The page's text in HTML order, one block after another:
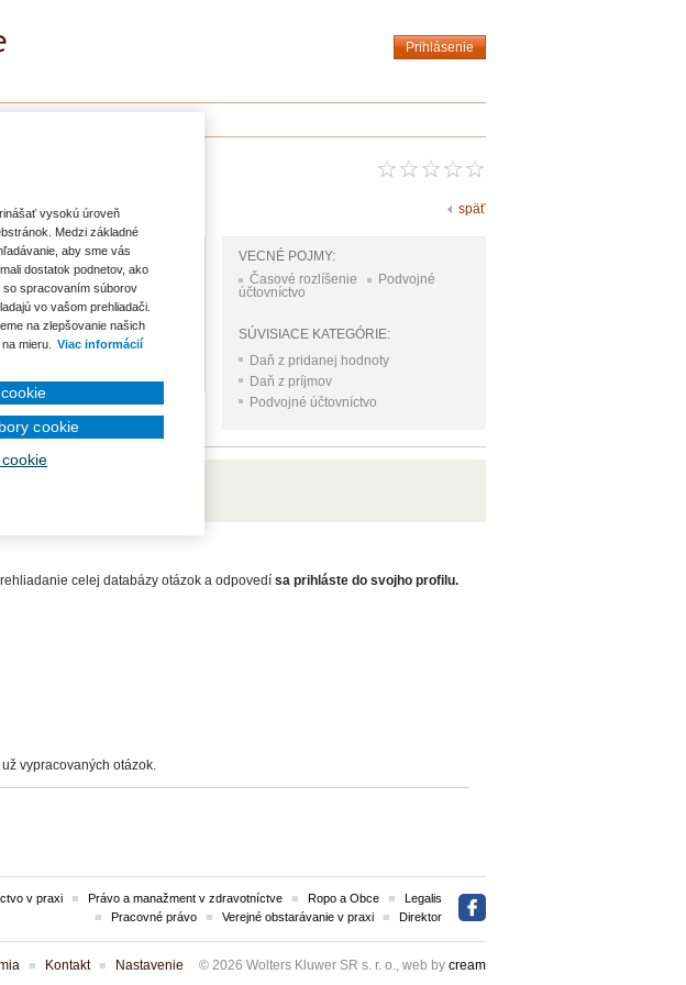
Prihlásenie
späť
VECNÉ POJMY:
Časové rozlíšenie
Podvojné
účtovníctvo
SÚVISIACE KATEGÓRIE:
Daň z pridanej hodnoty
Daň z príjmov
Podvojné účtovníctvo
realizované na Slovensku.
vznikajú v priebehu
výnosov v roku fakturácie,
nerozlišujú, ale ako je to s
je registrovaná podľa §
(kód 2)?
celej databázy otázok a odpovedí sa prihláste do svojho profilu.
vypracovaných otázok.
v praxi Právo a manažment v zdravotníctve Ropo a Obce
Legalis
Pracovné právo
Verejné obstarávanie v praxi Direktor
Kontakt
Nastavenie
© 2026 Wolters Kluwer SR s. r. o., web by cream
vysokú úroveň
Medzi základné
aby sme vás
dostatok podnetov, ako
so spracovaním súborov
vo vašom prehliadači.
na zlepšovanie našich
mieru.
Viac informácií
cookie